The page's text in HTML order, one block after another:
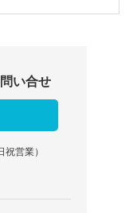
い合せ
営業）